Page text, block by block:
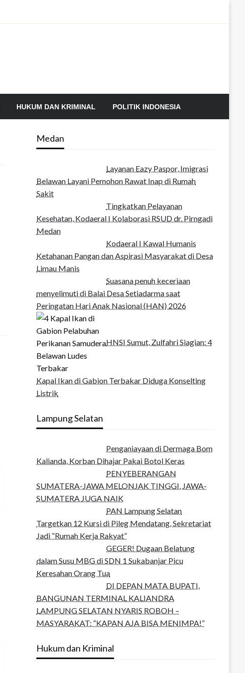
HUKUM DAN KRIMINAL POLITIK INDONESIA
Medan
Layanan Eazy Paspor, Imigrasi
Belawan Layani Pemohon Rawat Inap di Rumah
Sakit
Tingkatkan Pelayanan
Kesehatan, Kodaeral I Kolaborasi RSUD dr. Pirngadi
Medan‎
Kodaeral I Kawal Humanis
Ketahanan Pangan dan Aspirasi Masyarakat di Desa
Limau Manis
Suasana penuh keceriaan
menyelimuti di Balai Desa Setiadarma saat
Peringatan Hari Anak Nasional (HAN) 2026
HNSI Sumut, Zulfahri Siagian: 4
Kapal Ikan di Gabion Terbakar Diduga Konselting
Listrik
Lampung Selatan
Penganiayaan di Dermaga Bom
Kalianda, Korban Dihajar Pakai Botol Keras
PENYEBERANGAN
SUMATERA-JAWA MELONJAK TINGGI, JAWA-
SUMATERA JUGA NAIK
PAN Lampung Selatan
Targetkan 12 Kursi di Pileg Mendatang, Sekretariat
Jadi “Rumah Kerja Rakyat”
GEGER! Dugaan Belatung
dalam Susu MBG di SDN 1 Sukabanjar Picu
Keresahan Orang Tua
DI DEPAN MATA BUPATI,
BANGUNAN TERMINAL KALIANDRA
LAMPUNG SELATAN NYARIS ROBOH –
MASYARAKAT: “KAPAN AJA BISA MENIMPA!”
Hukum dan Kriminal